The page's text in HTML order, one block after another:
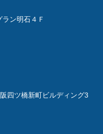
ン明石４Ｆ
四ツ橋新町ビルディング3